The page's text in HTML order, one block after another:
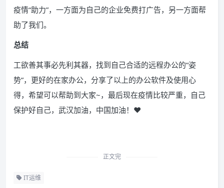
疫情“助力”，一方面为自己的企业免费打广告，另一方面帮
助了我们。
总结
工欲善其事必先利其器，找到自己合适的远程办公的“姿
势”，更好的在家办公，分享了以上的办公软件及使用心
得，希望可以帮助到大家~，最后现在疫情比较严重，自己
保护好自己，武汉加油，中国加油！❤
正文完
IT运维